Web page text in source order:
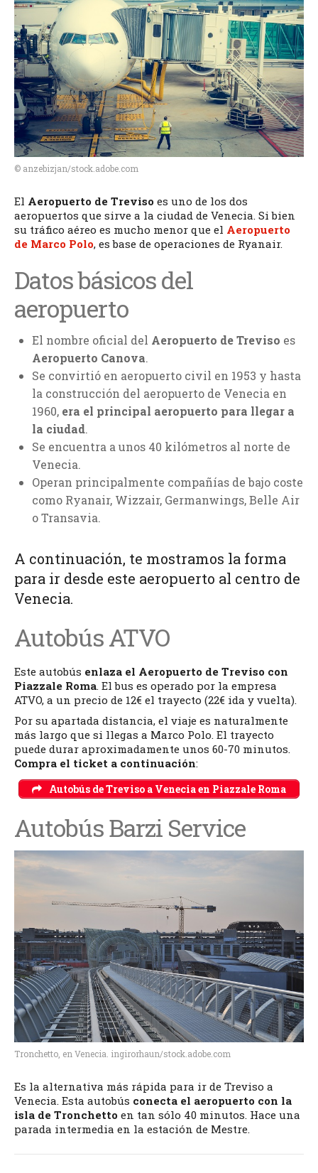
Treviso
Traslados del
Aeropuerto al
centro
Carnaval de Venecia
Mercados de Venecia
De Compras
Salir de fiesta
Ciudades cercanas
Información útil
Ahorra con Venecia
Organiza tu viaje a
Venecia
Tours
© anzebizjan/stock.adobe.com
El Aeropuerto de Treviso es uno de los dos
aeropuertos que sirve a la ciudad de Venecia. Si bien
su tráfico aéreo es mucho menor que el Aeropuerto
de Marco Polo, es base de operaciones de Ryanair.
Datos básicos del
aeropuerto
El nombre oficial del Aeropuerto de Treviso es
Aeropuerto Canova.
Se convirtió en aeropuerto civil en 1953 y hasta
la construcción del aeropuerto de Venecia en
1960, era el principal aeropuerto para llegar a
la ciudad.
Se encuentra a unos 40 kilómetros al norte de
Venecia.
Operan principalmente compañías de bajo coste
como Ryanair, Wizzair, Germanwings, Belle Air
o Transavia.
A continuación, te mostramos la forma
para ir desde este aeropuerto al centro de
Venecia.
Autobús ATVO
Este autobús enlaza el Aeropuerto de Treviso con
Piazzale Roma. El bus es operado por la empresa
ATVO, a un precio de 12€ el trayecto (22€ ida y vuelta).
Por su apartada distancia, el viaje es naturalmente
más largo que si llegas a Marco Polo. El trayecto
puede durar aproximadamente unos 60-70 minutos.
Compra el ticket a continuación:
Autobús de Treviso a Venecia en Piazzale Roma
Autobús Barzi Service
Tronchetto, en Venecia. ingirorhaun/stock.adobe.com
Es la alternativa más rápida para ir de Treviso a
Venecia. Esta autobús conecta el aeropuerto con la
isla de Tronchetto en tan sólo 40 minutos. Hace una
parada intermedia en la estación de Mestre.